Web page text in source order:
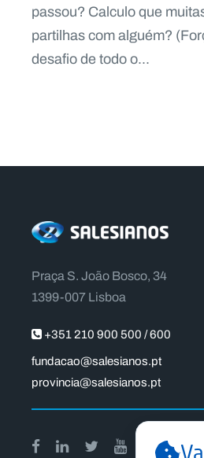
passou? Calculo que
partilhas com alguém?
desafio de todo o...
Praça S. João Bosco, 34
1399-007 Lisboa
+351 210 900 500 / 600
fundacao@salesianos.pt
provincia@salesianos.pt